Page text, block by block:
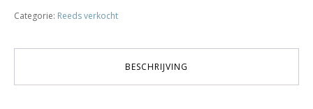
bj2020
verkocht
Categorie: Reeds verkocht
BESCHRIJVING